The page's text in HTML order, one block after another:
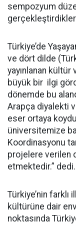
sempozyum
Türkiye’de
ve dört dilde
yayınlanan kültür
büyük bir ilgi
dönemde bu
Arapça diyalekti
eser ortaya
üniversitemize
Koordinasyonu
projelere verilen
etmektedir.” dedi.
Türkiye’nin farklı
kültürüne dair
noktasında